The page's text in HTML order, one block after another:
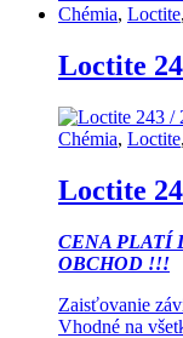
Chémia, Loctite,
Loctite
Chémia, Loctite,
Loctite
CENA PLATÍ
OBCHOD !!!
Zaisťovanie
Vhodné na